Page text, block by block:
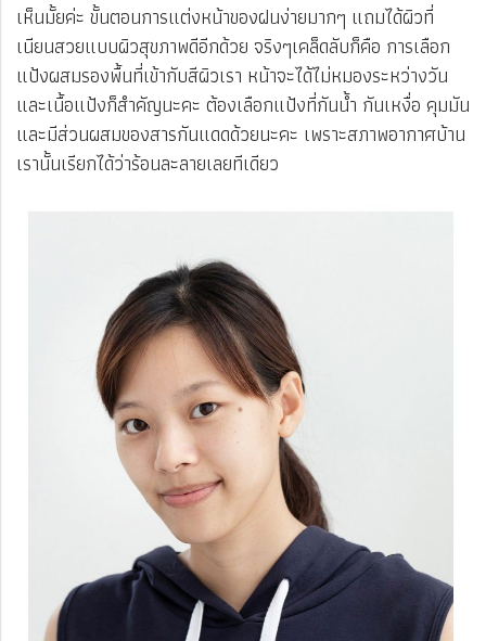
เห็นมั้ยค่ะ ขั้นตอนการแต่งหน้าของฝนง่ายมากๆ แถมได้ผิวที่
เนียนสวยแบบผิวสุขภาพดีอีกด้วย จริงๆเคล็ดลับก็คือ การเลือก
แป้งผสมรองพื้นที่เข้ากับสีผิวเรา หน้าจะได้ไม่หมองระหว่างวัน
และเนื้อแป้งก็สำคัญนะคะ ต้องเลือกแป้งที่กันน้ำ กันเหงื่อ คุมมัน
และมีส่วนผสมของสารกันแดดด้วยนะคะ เพราะสภาพอากาศบ้าน
เรานั้นเรียกได้ว่าร้อนละลายเลยทีเดียว